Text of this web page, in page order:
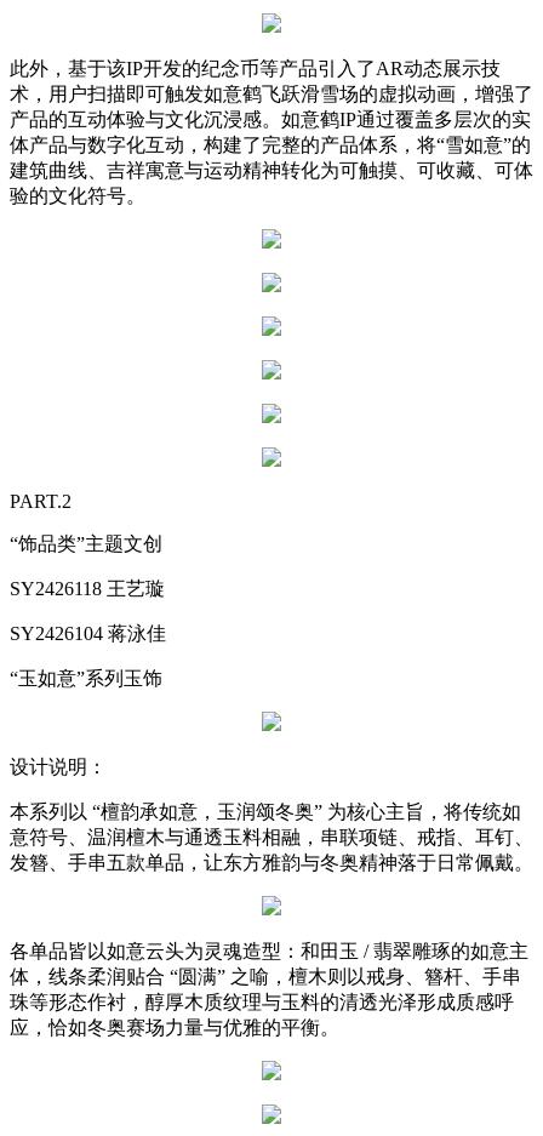
此外，基于该IP开发的纪念币等产品引入了AR动态展示技
术，用户扫描即可触发如意鹤飞跃滑雪场的虚拟动画，增强了
产品的互动体验与文化沉浸感。如意鹤IP通过覆盖多层次的实
体产品与数字化互动，构建了完整的产品体系，将“雪如意”的
建筑曲线、吉祥寓意与运动精神转化为可触摸、可收藏、可体
验的文化符号。
PART.2
“饰品类”主题文创
SY2426118 王艺璇
SY2426104 蒋泳佳
“玉如意”系列玉饰
设计说明：
本系列以 “檀韵承如意，玉润颂冬奥” 为核心主旨，将传统如
意符号、温润檀木与通透玉料相融，串联项链、戒指、耳钉、
发簪、手串五款单品，让东方雅韵与冬奥精神落于日常佩戴。
各单品皆以如意云头为灵魂造型：和田玉 / 翡翠雕琢的如意主
体，线条柔润贴合 “圆满” 之喻，檀木则以戒身、簪杆、手串
珠等形态作衬，醇厚木质纹理与玉料的清透光泽形成质感呼
应，恰如冬奥赛场力量与优雅的平衡。